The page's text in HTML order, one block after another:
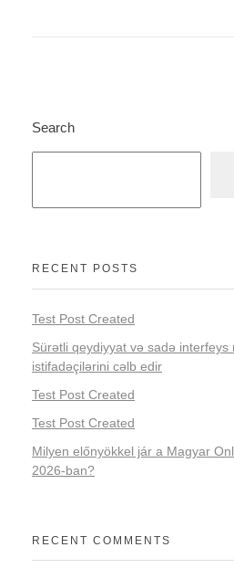
Search
RECENT POSTS
Test Post Created
Sürətli qeydiyyat və sadə interfeys
istifadəçilərini cəlb edir
Test Post Created
Test Post Created
Milyen előnyökkel jár a Magyar
2026-ban?
RECENT COMMENTS